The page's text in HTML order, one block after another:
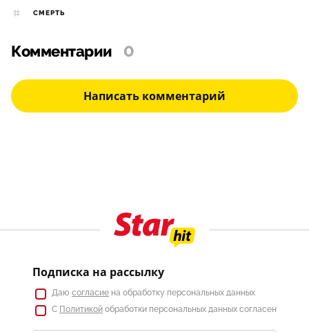
СМЕРТЬ
Комментарии 0
Написать комментарий
Подписка на рассылку
Даю согласие на обработку персональных данных
С Политикой обработки персональных данных согласен